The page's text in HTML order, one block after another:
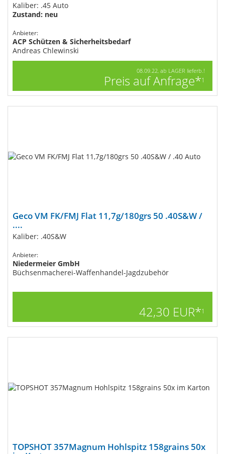
Kaliber: .45 Auto
Zustand: neu
Anbieter:
ACP Schützen & Sicherheitsbedarf
Andreas Chlewinski
08.09.22, ab LAGER lieferb.!
Preis auf Anfrage*1
Geco VM FK/FMJ Flat 11,7g/180grs 50 .40S&W /
....
Kaliber: .40S&W
Anbieter:
Niedermeier GmbH
Büchsenmacherei-Waffenhandel-Jagdzubehör
42,30 EUR*1
TOPSHOT 357Magnum Hohlspitz 158grains 50x